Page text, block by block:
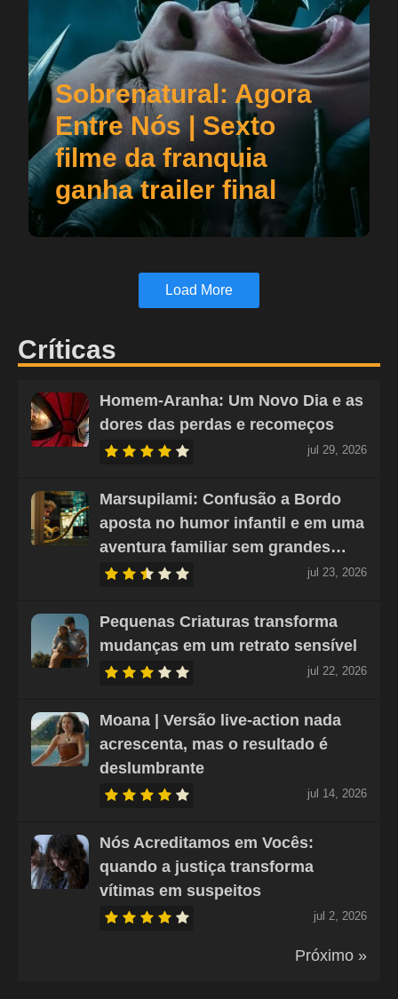
Sobrenatural: Agora
Entre Nós | Sexto
filme da franquia
ganha trailer final
Load More
Críticas
Homem-Aranha: Um Novo Dia e as
dores das perdas e recomeços
jul 29, 2026
Marsupilami: Confusão a Bordo
aposta no humor infantil e em uma
aventura familiar sem grandes…
jul 23, 2026
Pequenas Criaturas transforma
mudanças em um retrato sensível
jul 22, 2026
Moana | Versão live-action nada
acrescenta, mas o resultado é
deslumbrante
jul 14, 2026
Nós Acreditamos em Vocês:
quando a justiça transforma
vítimas em suspeitos
jul 2, 2026
Próximo »